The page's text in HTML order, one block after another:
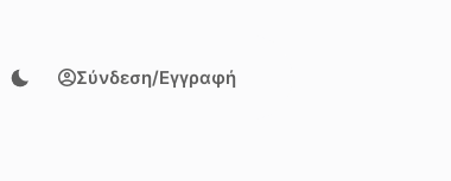
Σύνδεση/Εγγραφή